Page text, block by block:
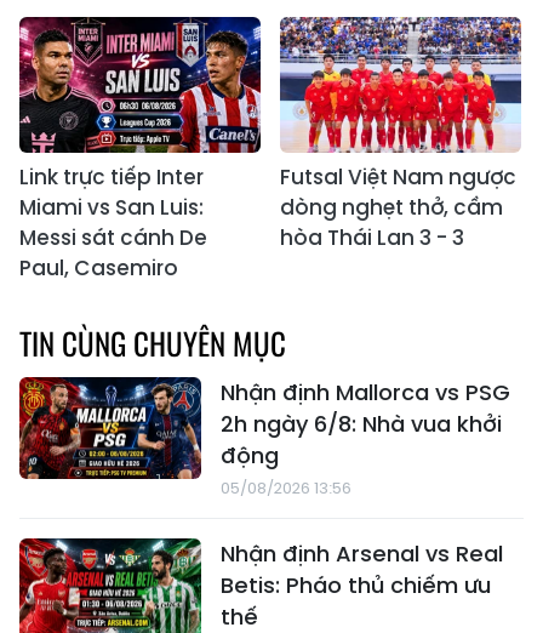
Link trực tiếp Inter
Miami vs San Luis:
Messi sát cánh De
Paul, Casemiro
Futsal Việt Nam ngược
dòng nghẹt thở, cầm
hòa Thái Lan 3 - 3
TIN CÙNG CHUYÊN MỤC
Nhận định Mallorca vs PSG
2h ngày 6/8: Nhà vua khởi
động
05/08/2026 13:56
Nhận định Arsenal vs Real
Betis: Pháo thủ chiếm ưu
thế